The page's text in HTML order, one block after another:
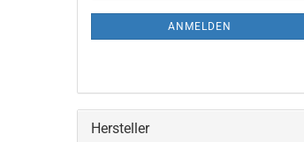
ANMELDEN
Hersteller